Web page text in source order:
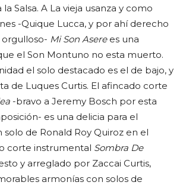
Salsa. A La vieja usanza y como
-Quique Lucca, y por ahí derecho
orgulloso- Mi Son Aserees una
el Son Montuno no esta muerto.
el solo destacado es el de bajo, y
de Luques Curtis. El afincado corte
-bravo a Jeremy Bosch por esta
es una delicia para el
solo de Ronald Roy Quiroz en el
corte instrumental Sombra De
y arreglado por Zaccai Curtis,
armonías con solos de